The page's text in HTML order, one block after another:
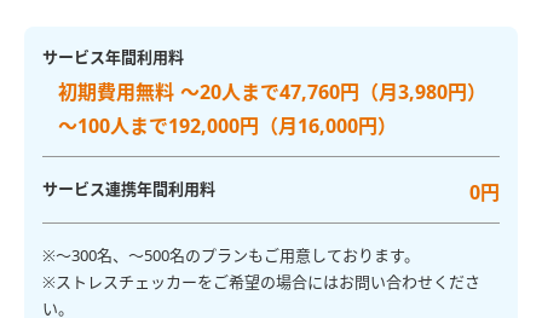
サービス年間利用料
初期費用無料 〜20人まで47,760円（月3,980円）
〜100人まで192,000円（月16,000円）
サービス連携年間利用料 0円
※〜300名、〜500名のプランもご用意しております。
※ストレスチェッカーをご希望の場合にはお問い合わせくださ
い。